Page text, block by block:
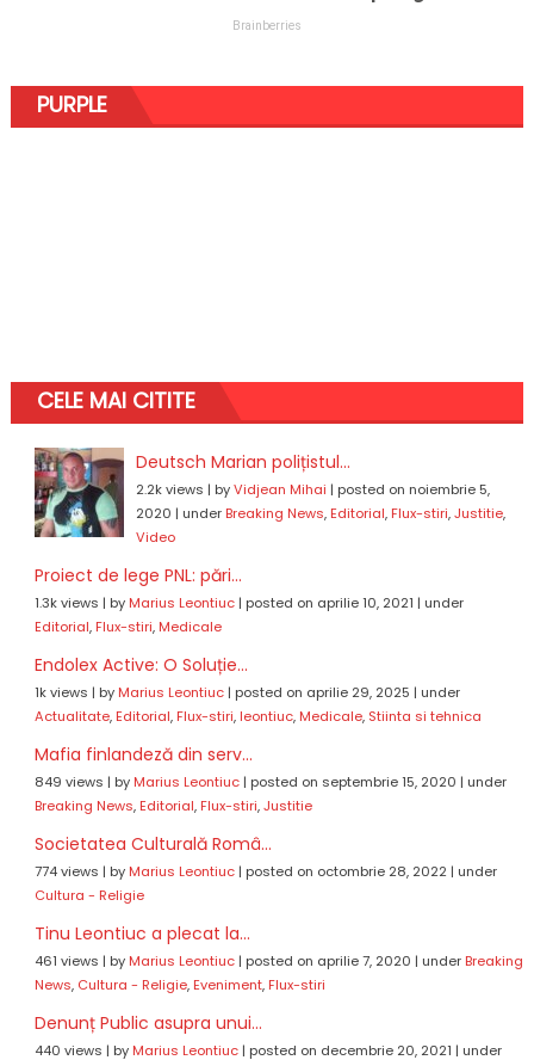
PURPLE
CELE MAI CITITE
Deutsch Marian polițistul...
2.2k views | byVidjean Mihai | posted on noiembrie 5,
2020 | under Breaking News, Editorial, Flux-stiri,Justitie,
Video
Proiect de lege PNL: pări...
1.3k views | by Marius Leontiuc| posted on aprilie 10, 2021 | under
Editorial, Flux-stiri, Medicale
Endolex Active: O Soluție...
1k views | by Marius Leontiuc| posted on aprilie 29, 2025 | under
Actualitate, Editorial, Flux-stiri, leontiuc, Medicale, Stiinta si tehnica
Mafia finlandeză din serv...
849 views | by Marius Leontiuc| posted on septembrie 15, 2020 | under
Breaking News, Editorial, Flux-stiri,Justitie
Societatea Culturală Româ...
774 views | by Marius Leontiuc| posted on octombrie 28, 2022| under
Cultura - Religie
Tinu Leontiuc a plecat la...
461 views | by Marius Leontiuc| posted on aprilie 7, 2020 | under Breaking
News, Cultura - Religie, Eveniment, Flux-stiri
Denunț Public asupra unui...
440 views | by Marius Leontiuc| posted on decembrie 20, 2021 | under